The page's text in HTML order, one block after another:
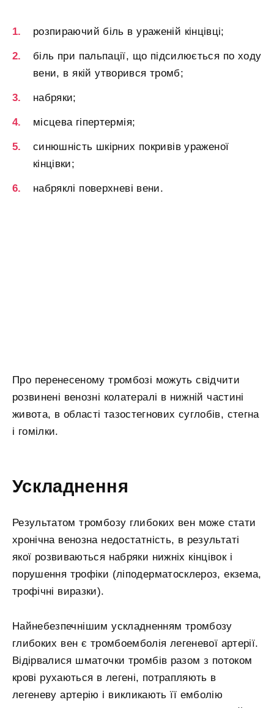
розпираючий біль в ураженій кінцівці;
біль при пальпації, що підсилюється по ходу
вени, в якій утворився тромб;
набряки;
місцева гіпертермія;
синюшність шкірних покривів ураженої
кінцівки;
набряклі поверхневі вени.
Про перенесеному тромбозі можуть свідчити
розвинені венозні колатералі в нижній частині
живота, в області тазостегнових суглобів, стегна
і гомілки.
Ускладнення
Результатом тромбозу глибоких вен може стати
хронічна венозна недостатність, в результаті
якої розвиваються набряки нижніх кінцівок і
порушення трофіки (ліподерматосклероз, екзема,
трофічні виразки).
Найнебезпечнішим ускладненням тромбозу
глибоких вен є тромбоемболія легеневої артерії.
Відірвалися шматочки тромбів разом з потоком
крові рухаються в легені, потрапляють в
легеневу артерію і викликають її емболію